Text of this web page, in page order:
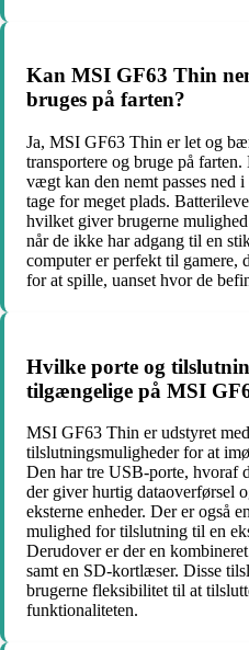
Kan MSI GF63 Thin
bruges på farten?
Ja, MSI GF63 Thin er let og
transportere og bruge på
vægt kan den nemt passes ned
tage for meget plads.
hvilket giver brugerne
når de ikke har adgang til en
computer er perfekt til gamere,
for at spille, uanset hvor de
Hvilke porte og
tilgængelige på MSI
MSI GF63 Thin er udstyret
tilslutningsmuligheder for at
Den har tre USB-porte, hvoraf
der giver hurtig dataoverførsel
eksterne enheder. Der er også
mulighed for tilslutning til en
Derudover er der en
samt en SD-kortlæser. Disse
brugerne fleksibilitet til at
funktionaliteten.